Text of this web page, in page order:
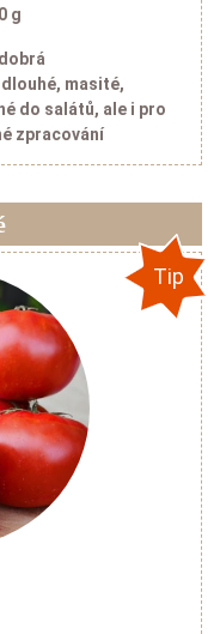
g
dlouhé, masité,
do salátů, ale i pro
zpracování
Tip